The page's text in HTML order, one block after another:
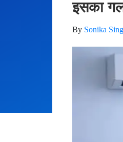
इसका
By Sonika